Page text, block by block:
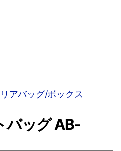
リアバッグ/ボックス
バッグ AB-